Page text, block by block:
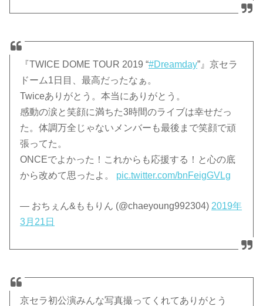
『TWICE DOME TOUR 2019 “#Dreamday”』京セラ
ドーム1日目、最高だったなぁ。
Twiceありがとう。本当にありがとう。
感動の涙と笑顔に満ちた3時間のライブは幸せだっ
た。体調万全じゃないメンバーも最後まで笑顔で頑
張ってた。
ONCEでよかった！これからも応援する！と心の底
から改めて思ったよ。 pic.twitter.com/bnFeigGVLg
— おちぇん&ももりん (@chaeyoung992304) 2019年
3月21日
京セラ初公演みんな写真撮ってくれてありがとう